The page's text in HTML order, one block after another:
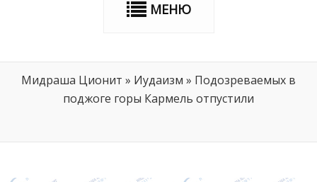
МЕНЮ
Мидраша Ционит » Иудаизм » Подозреваемых в
поджоге горы Кармель отпустили